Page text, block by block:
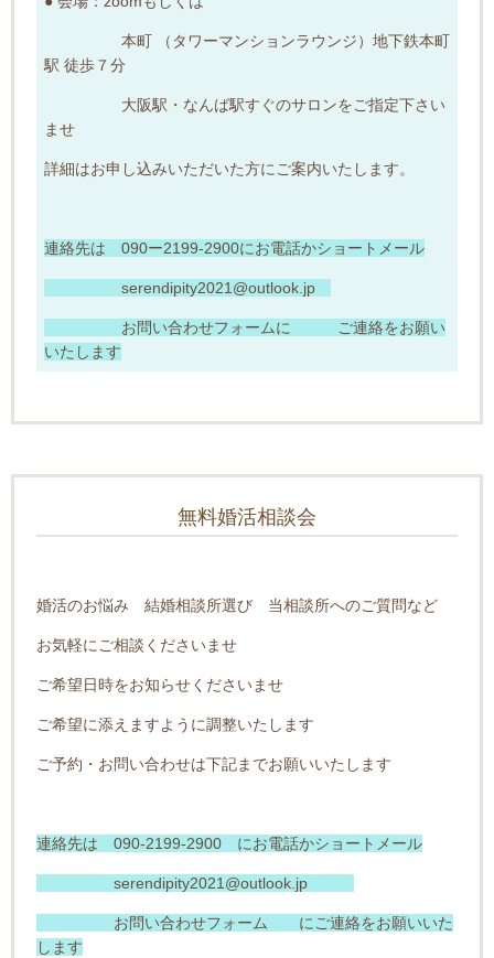
本町 （タワーマンションラウンジ）地下鉄本町
駅 徒歩７分
大阪駅・なんば駅すぐのサロンをご指定下さい
ませ
詳細はお申し込みいただいた方にご案内いたします。
連絡先は 090ー2199-2900にお電話かショートメール
serendipity2021@outlook.jp
お問い合わせフォームに ご連絡をお願い
いたします
無料婚活相談会
婚活のお悩み 結婚相談所選び 当相談所へのご質問など
お気軽にご相談くださいませ
ご希望日時をお知らせくださいませ
ご希望に添えますように調整いたします
ご予約・お問い合わせは下記までお願いいたします
連絡先は 090-2199‐2900 にお電話かショートメール
serendipity2021@outlook.jp
お問い合わせフォーム にご連絡をお願いいた
します